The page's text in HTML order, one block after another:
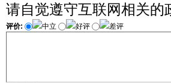
请自觉遵守互联网相关的
评价: 中立 好评 差评